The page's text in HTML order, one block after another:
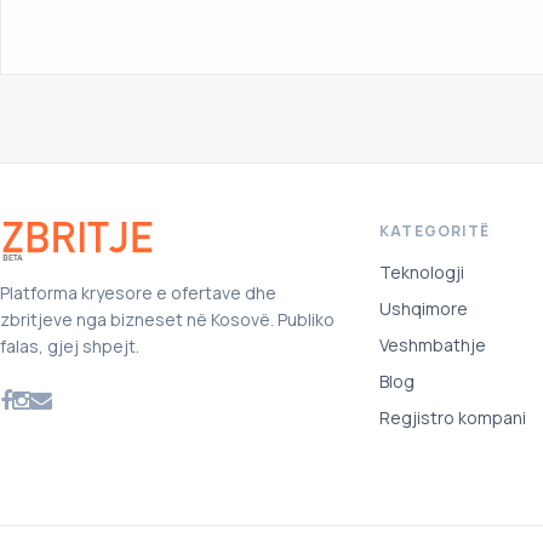
Platforma kryesore e ofertave dhe
zbritjeve nga bizneset në Kosovë. Publiko
falas, gjej shpejt.
KATEGORITË
Teknologji
Ushqimore
Veshmbathje
Blog
Regjistro kompani